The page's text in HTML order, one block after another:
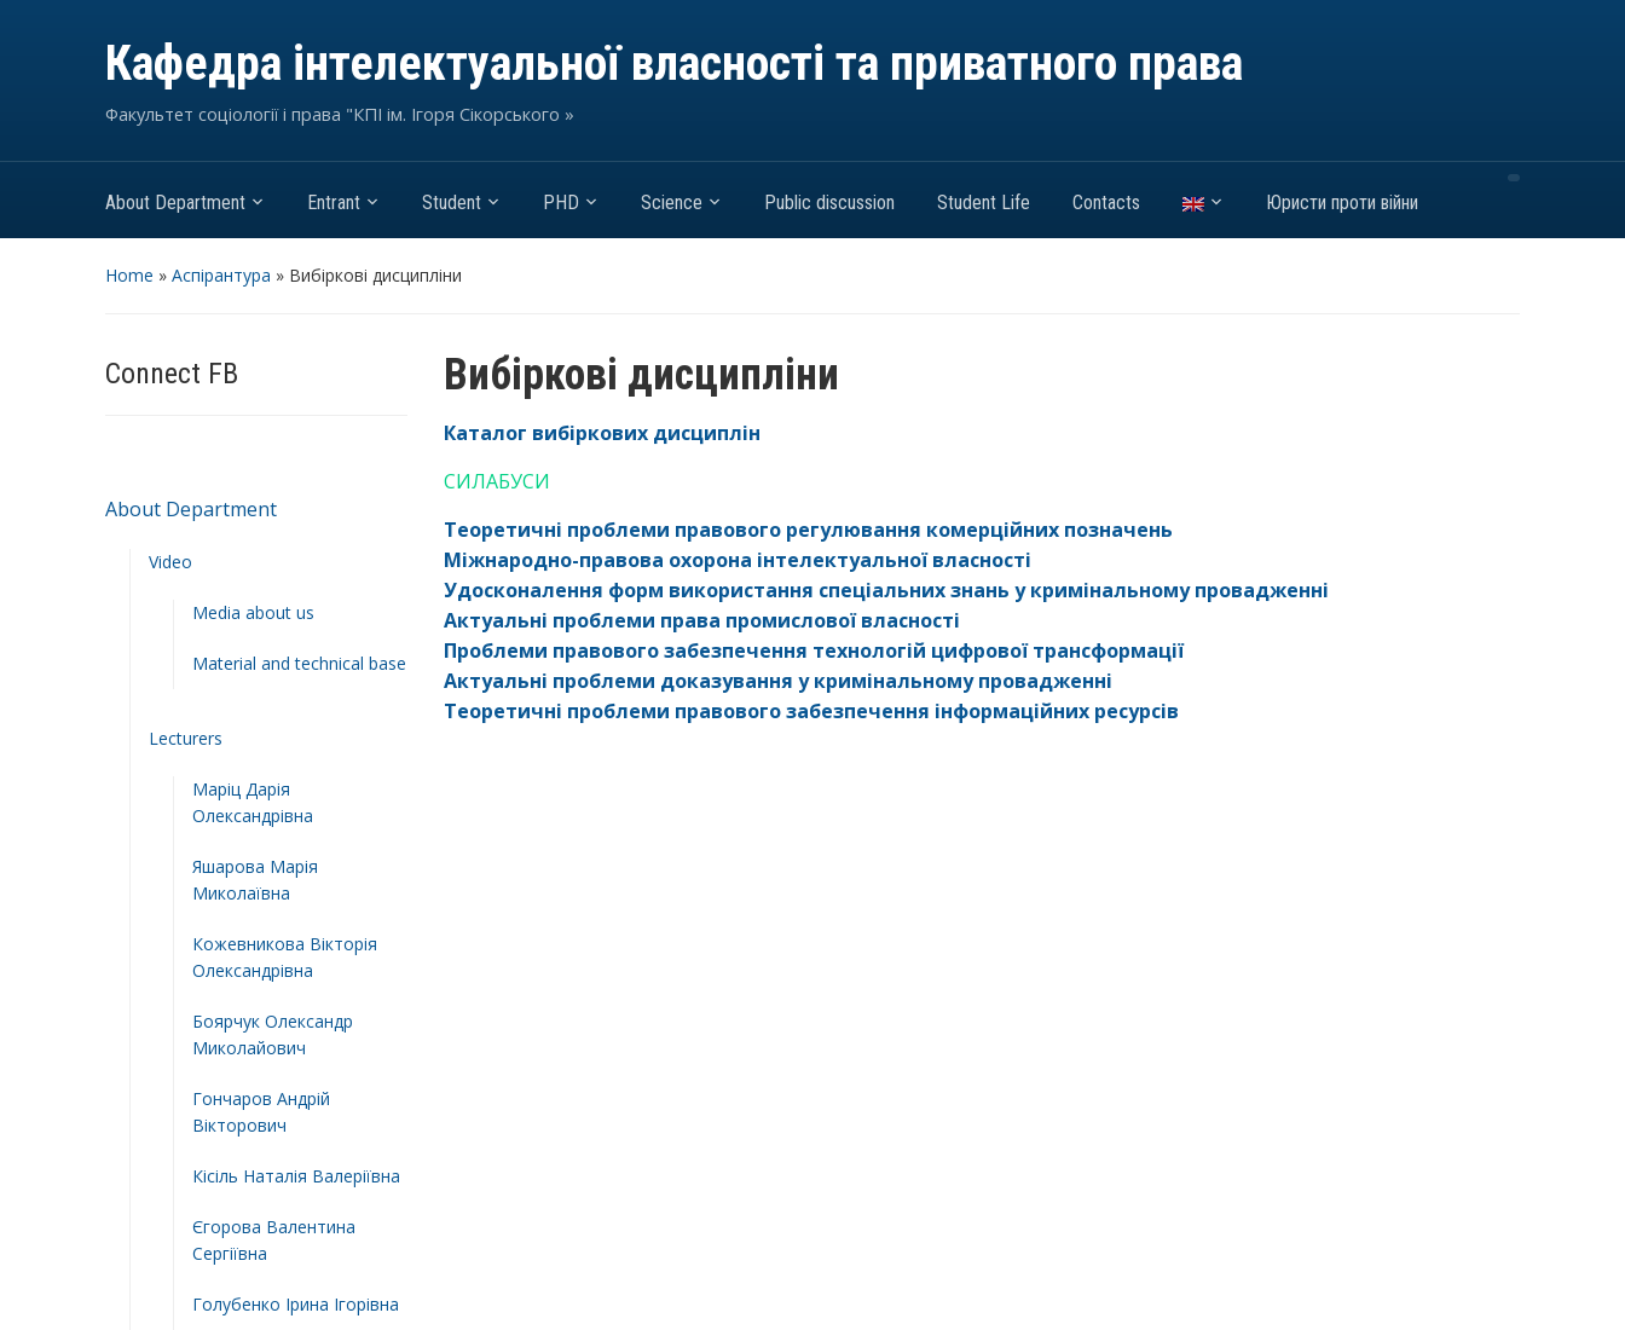
Кафедра інтелектуальної власності та приватного права
Факультет соціології і права "КПІ ім. Ігоря Сікорського »
About Department Entrant Student PHD Science Public discussion Student Life Contacts Юристи проти війни
Home » Аспірантура » Вибіркові дисципліни
Connect FB
About Department
Video
Media about us
Material and technical base
Lecturers
Маріц Дарія
Олександрівна
Яшарова Марія
Миколаївна
Кожевникова Вікторія
Олександрівна
Боярчук Олександр
Миколайович
Гончаров Андрій
Вікторович
Кісіль Наталія Валеріївна
Єгорова Валентина
Сергіївна
Голубенко Ірина Ігорівна
Вибіркові дисципліни
Каталог вибіркових дисциплін
СИЛАБУСИ
Теоретичні проблеми правового регулювання комерційних позначень
Міжнародно-правова охорона інтелектуальної власності
Удосконалення форм використання спеціальних знань у кримінальному провадженні
Актуальні проблеми права промислової власності
Проблеми правового забезпечення технологій цифрової трансформації
Актуальні проблеми доказування у кримінальному провадженні
Теоретичні проблеми правового забезпечення інформаційних ресурсів